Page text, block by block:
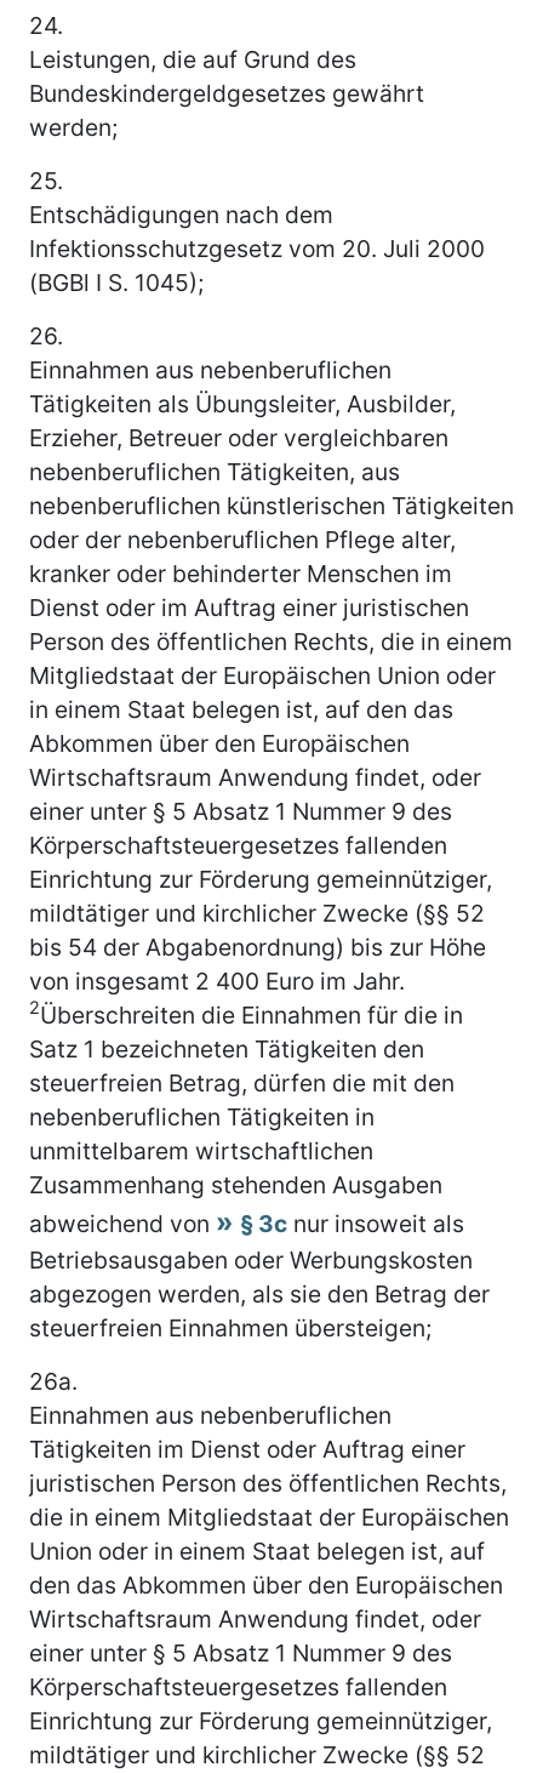
24.
Leistungen, die auf Grund des
Bundeskindergeldgesetzes gewährt
werden;
25.
Entschädigungen nach dem
Infektionsschutzgesetz vom 20. Juli 2000
(BGBl I S. 1045);
26.
Einnahmen aus nebenberuflichen
Tätigkeiten als Übungsleiter, Ausbilder,
Erzieher, Betreuer oder vergleichbaren
nebenberuflichen Tätigkeiten, aus
nebenberuflichen künstlerischen Tätigkeiten
oder der nebenberuflichen Pflege alter,
kranker oder behinderter Menschen im
Dienst oder im Auftrag einer juristischen
Person des öffentlichen Rechts, die in einem
Mitgliedstaat der Europäischen Union oder
in einem Staat belegen ist, auf den das
Abkommen über den Europäischen
Wirtschaftsraum Anwendung findet, oder
einer unter § 5 Absatz 1 Nummer 9 des
Körperschaftsteuergesetzes fallenden
Einrichtung zur Förderung gemeinnütziger,
mildtätiger und kirchlicher Zwecke (§§ 52
bis 54 der Abgabenordnung) bis zur Höhe
von insgesamt 2 400 Euro im Jahr.
2Überschreiten die Einnahmen für die in
Satz 1 bezeichneten Tätigkeiten den
steuerfreien Betrag, dürfen die mit den
nebenberuflichen Tätigkeiten in
unmittelbarem wirtschaftlichen
Zusammenhang stehenden Ausgaben
abweichend von
§ 3c nur insoweit als
Betriebsausgaben oder Werbungskosten
abgezogen werden, als sie den Betrag der
steuerfreien Einnahmen übersteigen;
26a.
Einnahmen aus nebenberuflichen
Tätigkeiten im Dienst oder Auftrag einer
juristischen Person des öffentlichen Rechts,
die in einem Mitgliedstaat der Europäischen
Union oder in einem Staat belegen ist, auf
den das Abkommen über den Europäischen
Wirtschaftsraum Anwendung findet, oder
einer unter § 5 Absatz 1 Nummer 9 des
Körperschaftsteuergesetzes fallenden
Einrichtung zur Förderung gemeinnütziger,
mildtätiger und kirchlicher Zwecke (§§ 52